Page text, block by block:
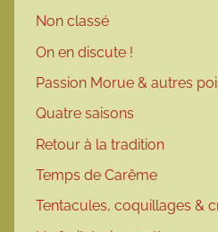
Non classé
On en discute !
Passion Morue & autres
Quatre saisons
Retour à la tradition
Temps de Carême
Tentacules, coquillages &